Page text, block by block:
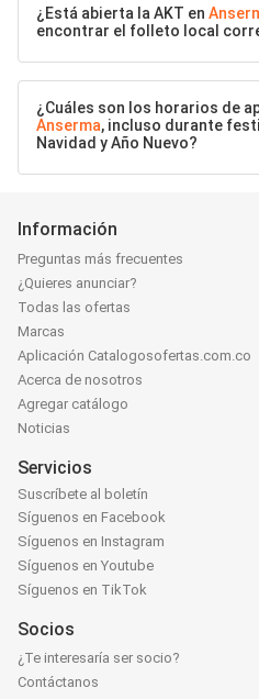
¿Está abierta la AKT en
encontrar el folleto local
¿Cuáles son los horarios de
Anserma, incluso durante
Navidad y Año Nuevo?
Información
Preguntas más frecuentes
¿Quieres anunciar?
Todas las ofertas
Marcas
Aplicación Catalogosofertas.com.co
Acerca de nosotros
Agregar catálogo
Noticias
Servicios
Suscríbete al boletín
Síguenos en Facebook
Síguenos en Instagram
Síguenos en Youtube
Síguenos en TikTok
Socios
¿Te interesaría ser socio?
Contáctanos